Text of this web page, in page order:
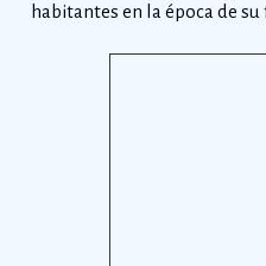
habitantes en la época de